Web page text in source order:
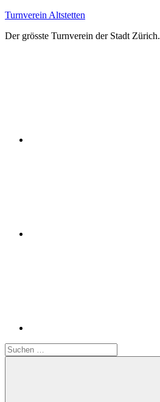
Zum
springen
Turnverein Altstetten
Der grösste Turnverein der Stadt Zürich.
Suchen
nach: